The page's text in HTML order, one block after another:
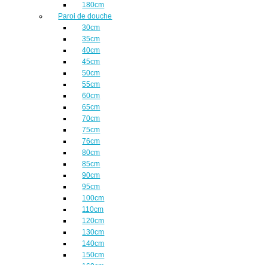
180cm
Paroi de douche
30cm
35cm
40cm
45cm
50cm
55cm
60cm
65cm
70cm
75cm
76cm
80cm
85cm
90cm
95cm
100cm
110cm
120cm
130cm
140cm
150cm